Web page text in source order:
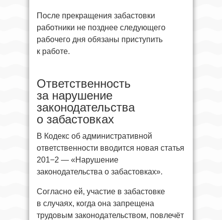
После прекращения забастовки
работники не позднее следующего
рабочего дня обязаны приступить
к работе.
Ответственность
за нарушение
законодательства
о забастовках
В Кодекс об административной
ответственности вводится новая статья
201−2 — «Нарушение
законодательства о забастовках».
Согласно ей, участие в забастовке
в случаях, когда она запрещена
трудовым законодательством, повлечёт